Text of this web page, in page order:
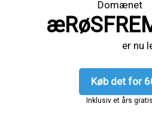
er nu
Køb det for
Inklusiv et års